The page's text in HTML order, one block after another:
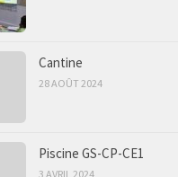
Cantine
28 AOÛT 2024
Piscine GS-CP-CE1
3 AVRIL 2024